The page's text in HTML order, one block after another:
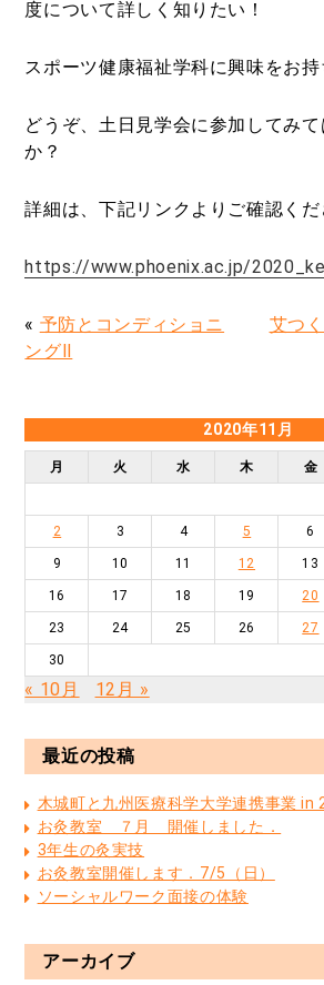
度について詳しく知りたい！
スポーツ健康福祉学科に興味をお持
どうぞ、土日見学会に参加してみ
か？
詳細は、下記リンクよりご確認くだ
https://www.phoenix.ac.jp/
« 予防とコンディショニ
ングⅡ
艾つ
2020年11月
月 火 水 木 金
2 3 4 5 6
9 10 11 12 13
16 17 18 19 20
23 24 25 26 27
30
« 10月 12月 »
最近の投稿
木城町と九州医療科学大学連携事業 in
お灸教室 ７月 開催しました．
3年生の灸実技
お灸教室開催します．7/5（日）
ソーシャルワーク面接の体験
アーカイブ